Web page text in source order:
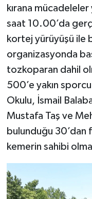
kırana
saat 10.00’da
kortej yürüyüşü ile
organizasyonda
tozkoparan dahil
500’e yakın
Okulu, İsmail
Mustafa Taş ve
bulunduğu 30’dan
kemerin sahibi